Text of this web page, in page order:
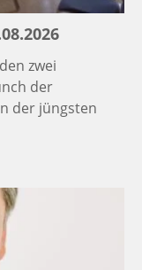
zwei
der
der jüngsten